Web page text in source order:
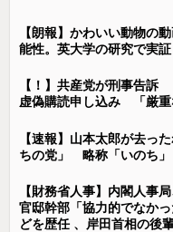
【朗報】かわいい動物の
能性。英大学の研究で実証
【！】共産党が刑事告訴
虚偽購読申し込み 「厳重
【速報】山本太郎が去っ
ちの党」 略称「いのち」
【財務省人事】内閣人事
官邸幹部「協力的でなか
どを歴任 、岸田首相の後